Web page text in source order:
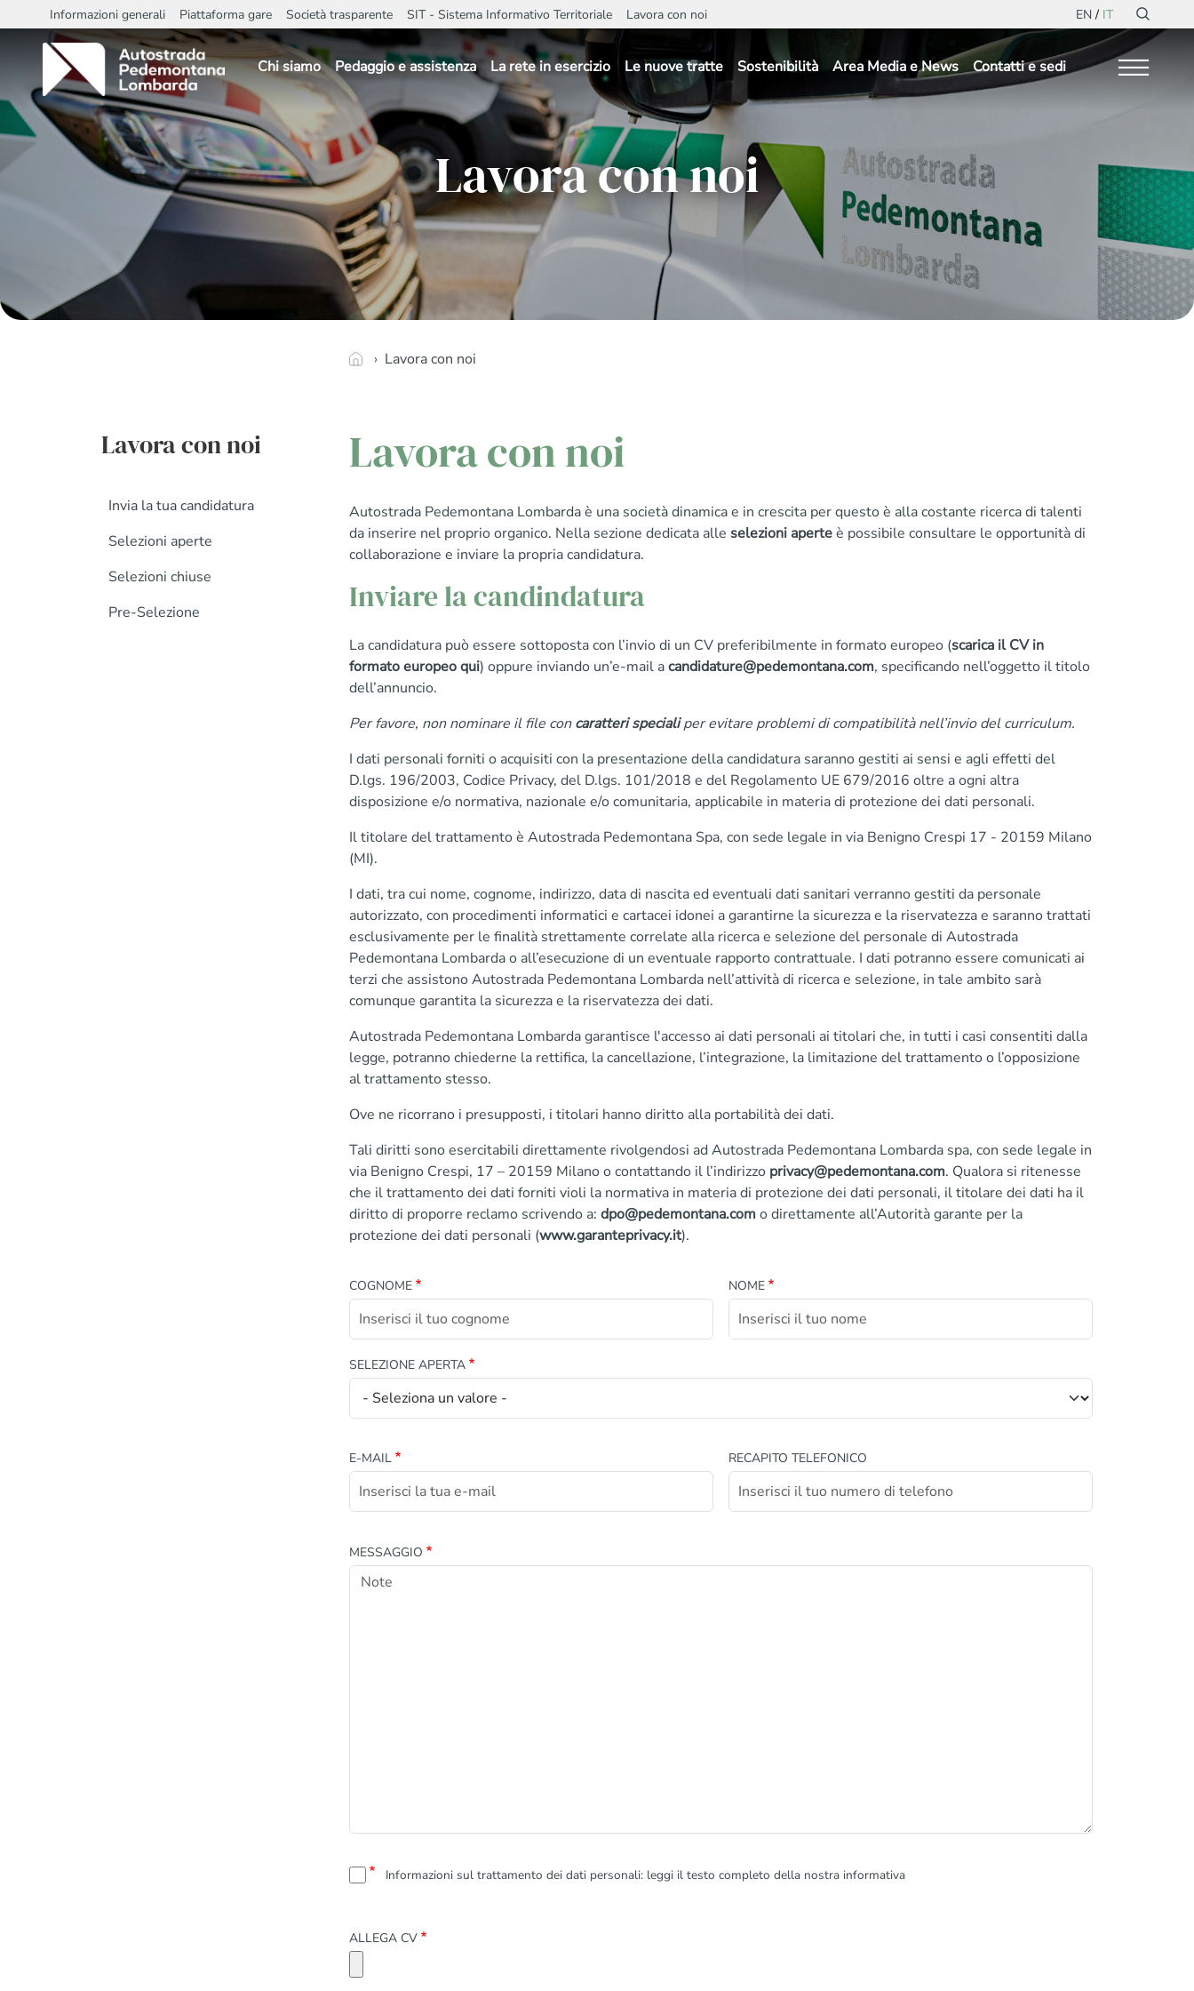
Pre Header
Informazioni generali Piattaforma gare Società trasparente SIT - Sistema Informativo Territoriale Lavora con noi EN IT
Main navigation
Chi siamo Pedaggio e assistenza La rete in esercizio Le nuove tratte Sostenibilità Area Media e News Contatti e sedi
Lavora con noi
HomeLavora con noi
Lavora con noi
Invia la tua candidatura
Selezioni aperte
Selezioni chiuse
Pre-Selezione
Lavora con noi
Autostrada Pedemontana Lombarda è una società dinamica e in crescita per questo è alla costante ricerca di talenti
da inserire nel proprio organico. Nella sezione dedicata alle selezioni aperteè possibile consultare le opportunità di
collaborazione e inviare la propria candidatura.
Inviare la candindatura
La candidatura può essere sottoposta con l’invio di un CV preferibilmente in formato europeo (scarica il CV in
formato europeo qui) oppure inviando un’e-mail acandidature@pedemontana.com, specificando nell’oggetto il titolo
dell’annuncio.
Per favore, non nominare il file concaratteri specialiper evitare problemi di compatibilità nell’invio del curriculum.
I dati personali forniti o acquisiti con la presentazione della candidatura saranno gestiti ai sensi e agli effetti del
D.lgs. 196/2003, Codice Privacy, del D.lgs. 101/2018 e del Regolamento UE 679/2016 oltre a ogni altra
disposizione e/o normativa, nazionale e/o comunitaria, applicabile in materia di protezione dei dati personali.
Il titolare del trattamento è Autostrada Pedemontana Spa, con sede legale in via Benigno Crespi 17 - 20159 Milano
(MI).
I dati, tra cui nome, cognome, indirizzo, data di nascita ed eventuali dati sanitari verranno gestiti da personale
autorizzato, con procedimenti informatici e cartacei idonei a garantirne la sicurezza e la riservatezza e saranno trattati
esclusivamente per le finalità strettamente correlate alla ricerca e selezione del personale di Autostrada
Pedemontana Lombarda o all’esecuzione di un eventuale rapporto contrattuale. I dati potranno essere comunicati ai
terzi che assistono Autostrada Pedemontana Lombarda nell’attività di ricerca e selezione, in tale ambito sarà
comunque garantita la sicurezza e la riservatezza dei dati.
Autostrada Pedemontana Lombarda garantisce l'accesso ai dati personali ai titolari che, in tutti i casi consentiti dalla
legge, potranno chiederne la rettifica, la cancellazione, l’integrazione, la limitazione del trattamento o l’opposizione
al trattamento stesso.
Ove ne ricorrano i presupposti, i titolari hanno diritto alla portabilità dei dati.
Tali diritti sono esercitabili direttamente rivolgendosi ad Autostrada Pedemontana Lombarda spa, con sede legale in
via Benigno Crespi, 17 – 20159 Milano o contattando il l’indirizzo privacy@pedemontana.com. Qualora si ritenesse
che il trattamento dei dati forniti violi la normativa in materia di protezione dei dati personali, il titolare dei dati ha il
diritto di proporre reclamo scrivendo a: dpo@pedemontana.como direttamente all’Autorità garante per la
protezione dei dati personali (www.garanteprivacy.it).
NOME
COGNOME
SELEZIONE APERTA
RECAPITO TELEFONICO
E-MAIL
MESSAGGIO
ON Informazioni sul trattamento dei dati personali: leggi il testo completo della nostra informativa
ALLEGA CV